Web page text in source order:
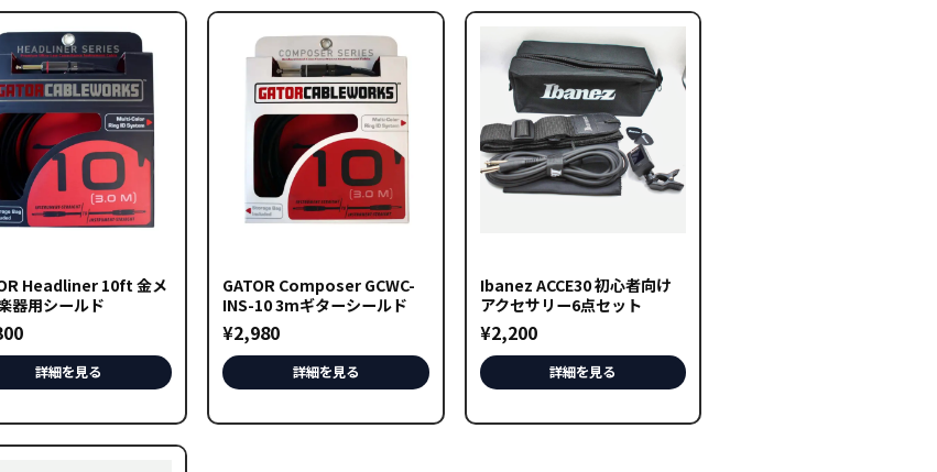
Headliner 10ft 金メ
器用シールド
詳細を見る
GATOR Composer GCWC-
INS-10 3mギターシールド
¥2,980
詳細を見る
Ibanez ACCE30 初心者向け
アクセサリー6点セット
¥2,200
詳細を見る